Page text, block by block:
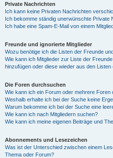
Private Nachrichten
Ich kann keine Privaten Nachrichten
Ich bekomme ständig unerwünschte Private
Ich habe eine Spam-E-Mail von einem
Freunde und ignorierte Mitglieder
Wozu benötige ich die Listen der Freunde
Wie kann ich Mitglieder zur Liste der
hinzufügen oder diese wieder aus den Listen
Die Foren durchsuchen
Wie kann ich ein Forum oder mehrere Foren
Weshalb erhalte ich bei der Suche keine
Warum bekomme ich bei der Suche eine
Wie kann ich nach Mitgliedern suchen?
Wie kann ich meine eigenen Beiträge und
Abonnements und Lesezeichen
Was ist der Unterschied zwischen einem
Thema oder Forum?